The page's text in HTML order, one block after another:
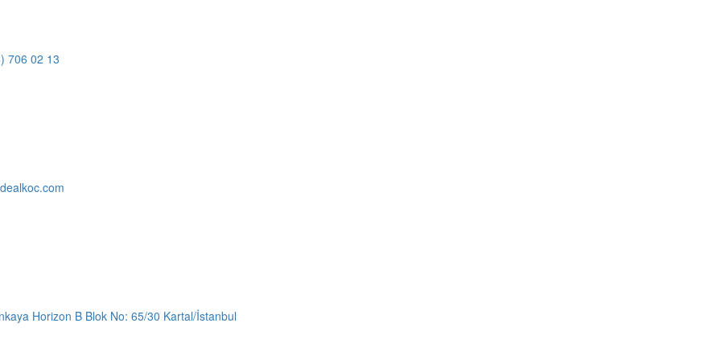
706 02 13
Horizon B Blok No: 65/30 Kartal/İstanbul